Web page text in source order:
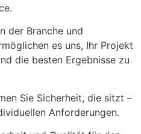
der Branche und
es uns, Ihr Projekt
die besten Ergebnisse zu
Sie Sicherheit, die sitzt –
Anforderungen.